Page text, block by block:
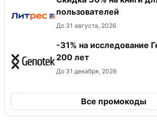
пользователей
До 31 августа, 2026
-31% на исследование
200 лет
До 31 декабря, 2026
Все промокоды